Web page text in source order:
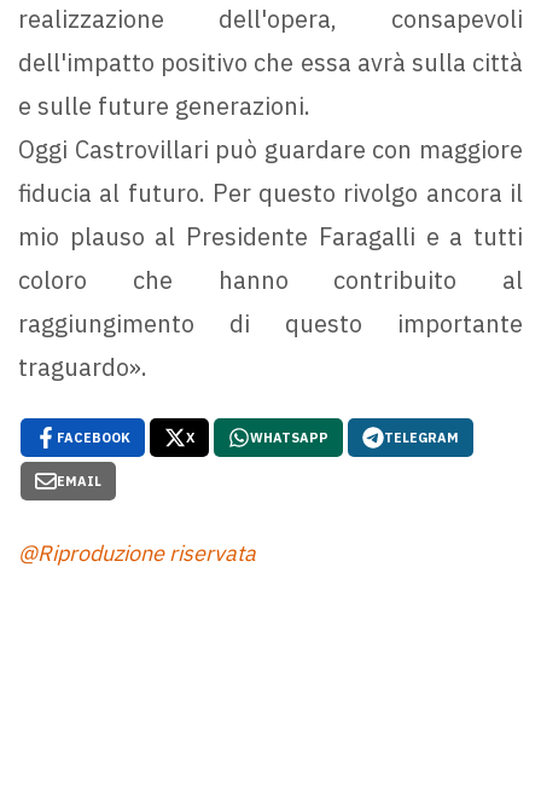
realizzazione dell'opera, consapevoli
dell'impatto positivo che essa avrà sulla città
e sulle future generazioni.
Oggi Castrovillari può guardare con maggiore
fiducia al futuro. Per questo rivolgo ancora il
mio plauso al Presidente Faragalli e a tutti
coloro che hanno contribuito al
raggiungimento di questo importante
traguardo».
FACEBOOK X WHATSAPP TELEGRAM
EMAIL
@Riproduzione riservata